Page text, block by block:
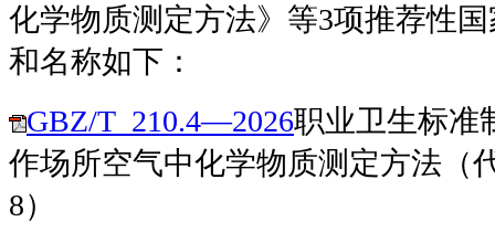
化学物质测定方法》等3项推荐性
和名称如下：
GBZ/T 210.4—2026职业卫生标准
作场所空气中化学物质测定方法（
8）